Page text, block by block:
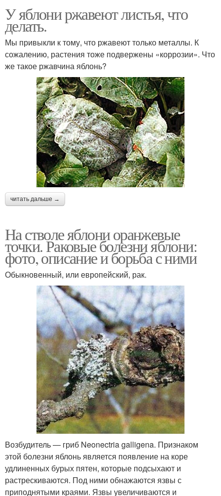
У яблони ржавеют листья, что
делать.
Мы привыкли к тому, что ржавеют только металлы. К
сожалению, растения тоже подвержены «коррозии». Что
же такое ржавчина яблонь?
читать дальше →
На стволе яблони оранжевые
точки. Раковые болезни яблони:
фото, описание и борьба с ними
Обыкновенный, или европейский, рак.
Возбудитель — гриб Neonectria galligena. Признаком
этой болезни яблонь является появление на коре
удлиненных бурых пятен, которые подсыхают и
растрескиваются. Под ними обнажаются язвы с
приподнятыми краями. Язвы увеличиваются и